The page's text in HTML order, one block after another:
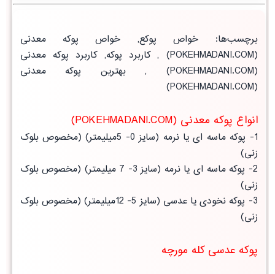
برچسب‌ها: خواص پوکع, خواص پوکه معدنی
(POKEHMADANI.COM) ,
کاربرد پوکه,کاربرد پوکه معدنی
(POKEHMADANI.COM) ,
بهترین پوکه معدنی
(POKEHMADANI.COM)
انواع پوکه معدنی (POKEHMADANI.COM)
1- پوکه ماسه ای یا نرمه (سایز 0- 5میلیمتر) (مخصوص بلوک
زنی)
2- پوکه ماسه ای یا نرمه (سایز 3- 7 میلیمتر) (مخصوص بلوک
زنی)
3- پوکه نخودی یا عدسی (سایز 5- 12میلیمتر) (مخصوص بلوک
زنی)
پوکه عدسی کله مورچه